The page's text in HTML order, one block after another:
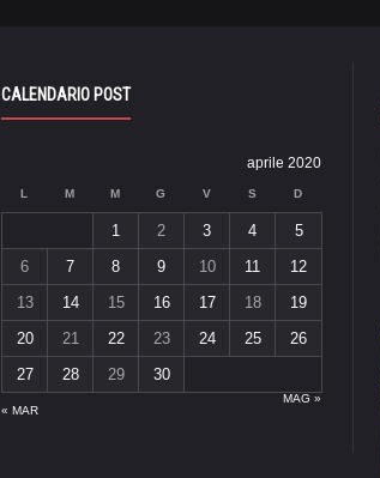
CALENDARIO POST
aprile 2020
L M M G V S D
« MAR
MAG »
1 2 3 4
5
6
7 8 9 10 11
12
13
14 15 16 17 18
19
20
21 22 23 24 25
26
27
28 29 30